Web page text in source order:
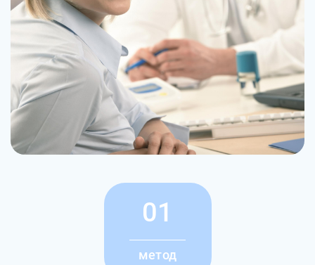
01
метод